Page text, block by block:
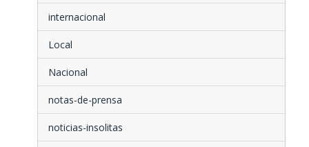
internacional
Local
Nacional
notas-de-prensa
noticias-insolitas